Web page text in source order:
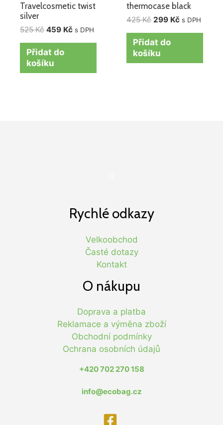
Travelcosmetic twist
silver
525Kč 459 Kč s DPH
Přidat do
košíku
thermocase black
425Kč 299 Kč s DPH
Přidat do
košíku
Rychlé odkazy
Velkoobchod
Časté dotazy
Kontakt
O nákupu
Doprava a platba
Reklamace a výměna zboží
Obchodní podmínky
Ochrana osobních údajů
+420 702 270 158
info@ecobag.cz